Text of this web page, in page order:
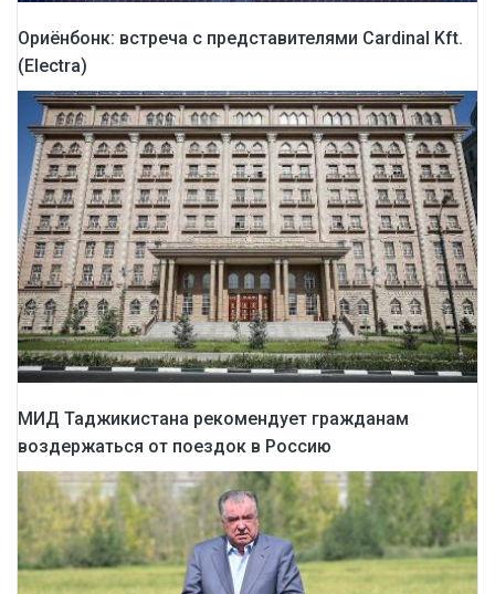
Ориёнбонк: встреча с представителями Cardinal Kft.
(Electra)
МИД Таджикистана рекомендует гражданам
воздержаться от поездок в Россию